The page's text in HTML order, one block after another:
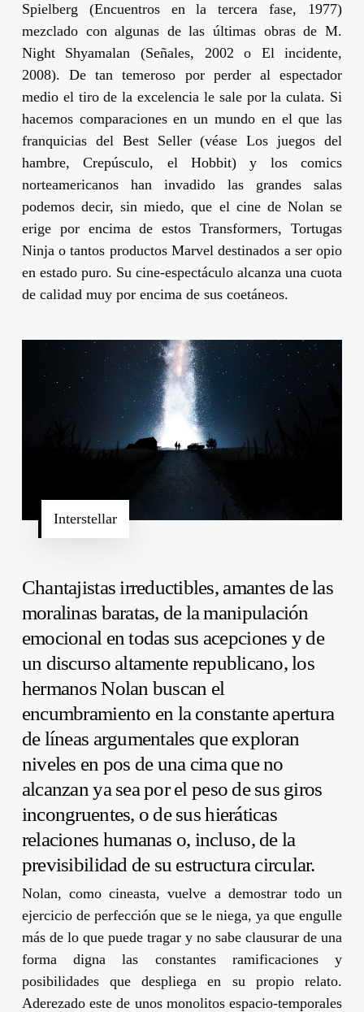
Spielberg (Encuentros en la tercera fase, 1977)
mezclado con algunas de las últimas obras deM.
Night Shyamalan (Señales, 2002 o El incidente,
2008). De tan temeroso por perder al espectador
medio el tiro de la excelencia le sale por la culata. Si
hacemos comparaciones en un mundo en el que las
franquicias del Best Seller(véaseLos juegos del
hambre, Crepúsculo, el Hobbit) y los comics
norteamericanos han invadido las grandes salas
podemos decir, sin miedo, que el cine de Nolanse
erige por encima de estosTransformers, Tortugas
Ninjao tantos productos Marvel destinados a ser opio
en estado puro. Su cine-espectáculo alcanza una cuota
de calidad muy por encima de sus coetáneos.
Interstellar
Chantajistas irreductibles, amantes de las
moralinas baratas, de la manipulación
emocional en todas sus acepciones y de
un discurso altamente republicano, los
hermanosNolan buscan el
encumbramiento en la constante apertura
de líneas argumentales que exploran
niveles en pos de una cima que no
alcanzan ya sea por el peso de sus giros
incongruentes, o de sus hieráticas
relaciones humanas o, incluso, de la
previsibilidad de su estructura circular.
Nolan, como cineasta, vuelve a demostrar todo un
ejercicio de perfección que se le niega, ya que engulle
más de lo que puede tragar y no sabe clausurar de una
forma digna las constantes ramificaciones y
posibilidades que despliega en su propio relato.
Aderezado este de unos monolitos espacio-temporales